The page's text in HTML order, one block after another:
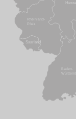
Baden-
Rheinland-
Pfalz
Saarland